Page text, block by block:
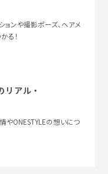
ョンや撮影ポーズ、ヘアメ
る！
リアル・
やONESTYLEの想いにつ